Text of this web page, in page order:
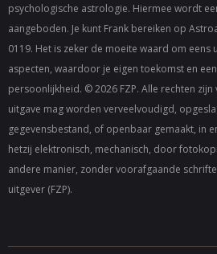
psychologische astrologie. Hiermee wordt
aangeboden. Je kunt Frank bereiken op
0119. Het is zeker de moeite waard om
aspecten, waardoor je eigen toekomst en
persoonlijkheid. © 2026 FZP. Alle rechten
uitgave mag worden verveelvoudigd,
gegevensbestand, of openbaar gemaakt, in
hetzij elektronisch, mechanisch, door
andere manier, zonder voorafgaande
uitgever (FZP).